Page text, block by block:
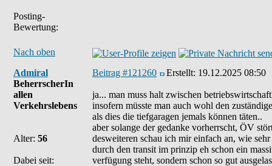
Posting-
Bewertung:
Nach oben
Admiral
BeherrscherIn
allen
Verkehrslebens
Alter: 56
Dabei seit:
Beitrag #121260 Erstellt: 19.12.2025 08:50
ja... man muss halt zwischen
insofern müsste man auch wohl den
als dies die tiefgaragen jemals können täten..
aber solange der gedanke vorherrscht, ÖV
desweiteren schau ich mir einfach an, wie
durch den transit im prinzip eh schon ein
verfügung steht, sondern schon so gut